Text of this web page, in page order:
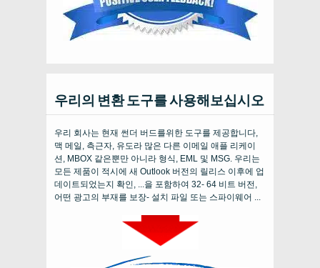
우리의 변환 도구를 사용해보십시오
우리 회사는 현재 썬더 버드를위한 도구를 제공합니다,
맥 메일, 측근자, 유도라 많은 다른 이메일 애플 리케이
션, MBOX 같은뿐만 아니라 형식, EML 및 MSG. 우리는
모든 제품이 적시에 새 Outlook 버전의 릴리스 이후에 업
데이트되었는지 확인, ...을 포함하여 32- 64 비트 버전,
어떤 광고의 부재를 보장- 설치 파일 또는 스파이웨어 ...